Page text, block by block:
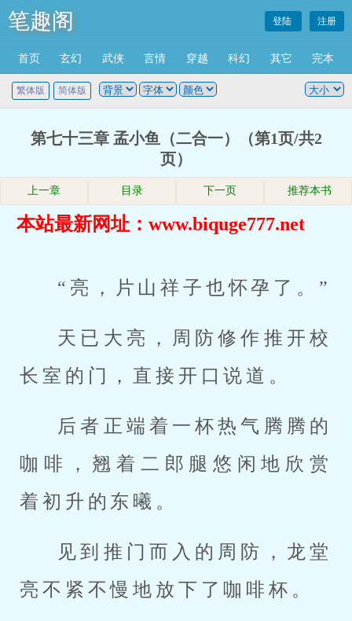
笔趣阁 登陆 注册
首页 玄幻 武侠 言情 穿越 科幻 其它 完本
繁体版 简体版
第七十三章 孟小鱼（二合一）（第1页/共2
页）
上一章 目录 下一页 推荐本书
本站最新网址：www.biquge777.net
“亮，片山祥子也怀孕了。”
天已大亮，周防修作推开校
长室的门，直接开口说道。
后者正端着一杯热气腾腾的
咖啡，翘着二郎腿悠闲地欣赏
着初升的东曦。
见到推门而入的周防，龙堂
亮不紧不慢地放下了咖啡杯。